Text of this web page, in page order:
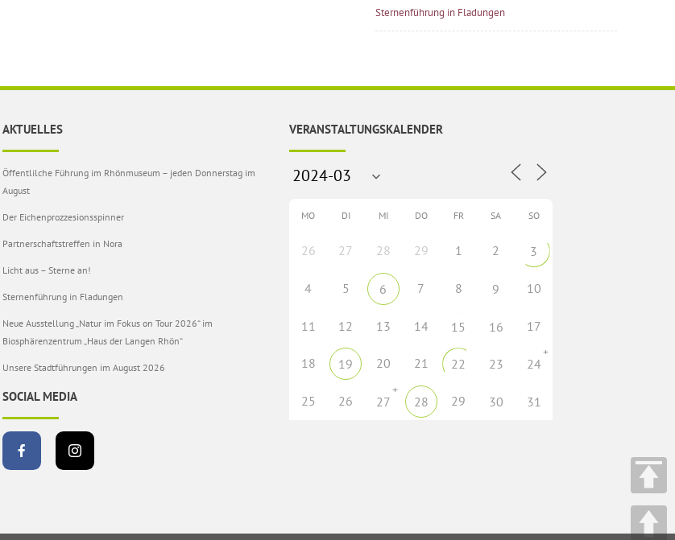
Sternenführung in Fladungen
AKTUELLES
Öffentlilche Führung im Rhönmuseum – jeden Donnerstag im
August
Der Eichenprozzesionsspinner
Partnerschaftstreffen in Nora
Licht aus – Sterne an!
Sternenführung in Fladungen
Neue Ausstellung „Natur im Fokus on Tour 2026“ im
Biosphärenzentrum „Haus der Langen Rhön“
Unsere Stadtführungen im August 2026
SOCIAL MEDIA
VERANSTALTUNGSKALENDER
MO DI MI DO FR SA SO
26 27 28 29 1 2 3
4 5 6 7 8 9 10
11 12 13 14 15 16 17
18 19 20 21 22 23 24
+
25 26 27
+
28 29 30 31